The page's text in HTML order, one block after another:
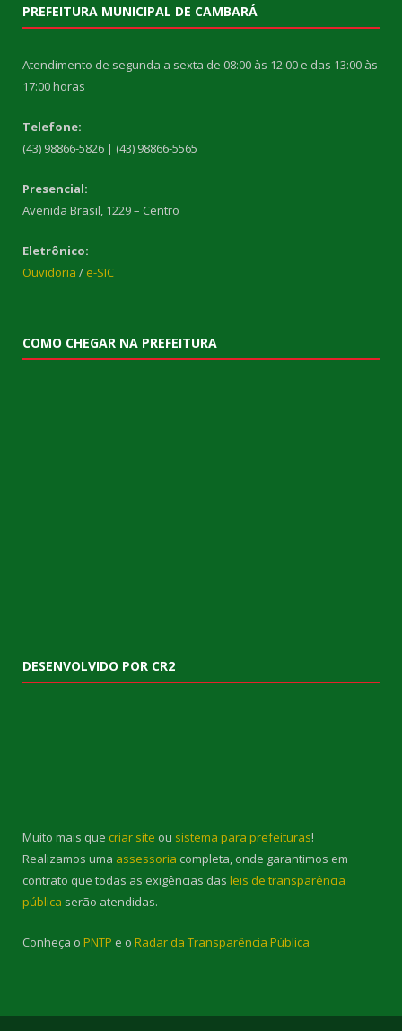
PREFEITURA MUNICIPAL DE CAMBARÁ
Atendimento de segunda a sexta de 08:00 às 12:00 e das 13:00 às
17:00 horas
Telefone:
(43) 98866-5826 | (43) 98866-5565
Presencial:
Avenida Brasil, 1229 – Centro
Eletrônico:
Ouvidoria / e-SIC
COMO CHEGAR NA PREFEITURA
DESENVOLVIDO POR CR2
Muito mais que criar site ou sistema para prefeituras!
Realizamos uma assessoria completa, onde garantimos em
contrato que todas as exigências das leis de transparência
pública serão atendidas.
Conheça o PNTP e o Radar da Transparência Pública